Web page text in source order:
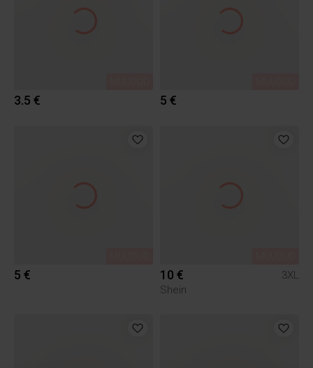
3.5 € 5 €
5 € 10 €
3XL
Shein